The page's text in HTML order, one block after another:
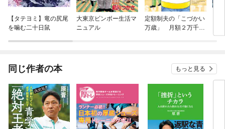
【タテヨミ】竜の尻尾
を噛む二十日鼠
大東京ビンボー生活マ
ニュアル
定額制夫の「こづかい
万歳」 月額２万千円
同じ作者の本 もっと見る